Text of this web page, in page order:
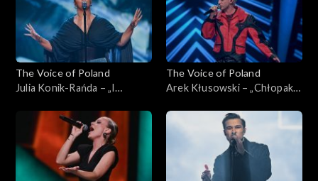
2024
The Voice of Poland
Julia Konik-Rańda – „I
Poland”, Live, 9 listopada
2024
The Voice of Poland
Arek Kłusowski – „Chłopak z
Poland”, Live, 9 listopada
2024